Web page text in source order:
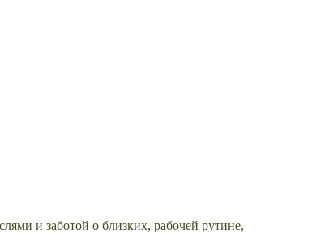
и заботой о близких, рабочей рутине,